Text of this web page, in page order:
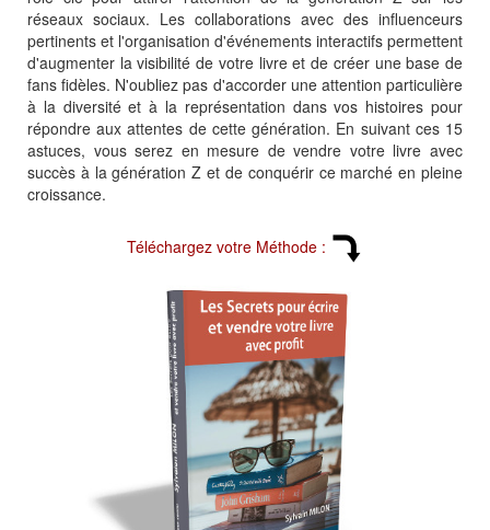
réseaux sociaux. Les collaborations avec des influenceurs
pertinents et l'organisation d'événements interactifs permettent
d'augmenter la visibilité de votre livre et de créer une base de
fans fidèles. N'oubliez pas d'accorder une attention particulière
à la diversité et à la représentation dans vos histoires pour
répondre aux attentes de cette génération. En suivant ces 15
astuces, vous serez en mesure de vendre votre livre avec
succès à la génération Z et de conquérir ce marché en pleine
croissance.
Téléchargez votre Méthode :